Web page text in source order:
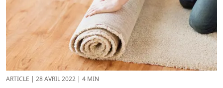
ARTICLE | 28 AVRIL 2022 | 4 MIN